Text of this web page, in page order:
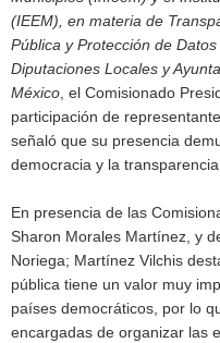
(IEEM), en materia de
Pública y Protección de
Diputaciones Locales y
México, el Comisionado
participación de
señaló que su presencia
democracia y la
En presencia de las
Sharon Morales Martínez, y
Noriega; Martínez Vilchis
pública tiene un valor muy
países democráticos, por lo
encargadas de organizar las